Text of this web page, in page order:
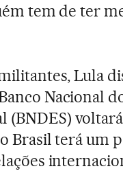
tem de ter
Lula
Nacional
(BNDES)
Brasil terá um